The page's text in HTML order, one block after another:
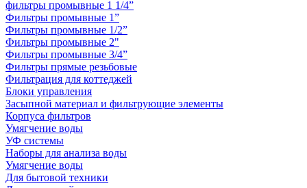
фильтры промывные 1 1/4”
Фильтры промывные 1”
Фильтры промывные 1/2”
Фильтры промывные 2"
Фильтры промывные 3/4”
Фильтры прямые резьбовые
Фильтрация для коттеджей
Блоки управления
Засыпной материал и фильтрующие элементы
Корпуса фильтров
Умягчение воды
УФ системы
Наборы для анализа воды
Умягчение воды
Для бытовой техники